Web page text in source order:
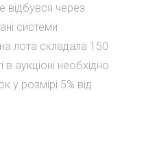
відбувся через
системи
лота складала 150
в аукціоні необхідно
у розмірі 5% від